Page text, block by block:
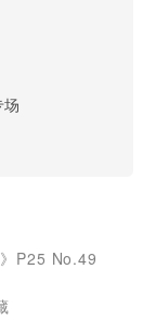
P25 No.49